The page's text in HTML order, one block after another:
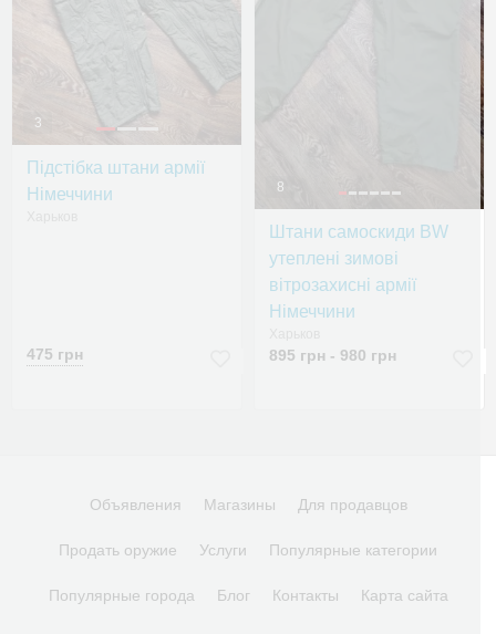
3
Підстібка штани армії
Німеччини
475 грн
8
Штани самоскиди BW
утеплені зимові
вітрозахисні армії
Німеччини
895 грн - 980 грн
Объявления Магазины Для продавцов
Продать оружие Услуги Популярные категории
Популярные города Блог Контакты Карта сайта